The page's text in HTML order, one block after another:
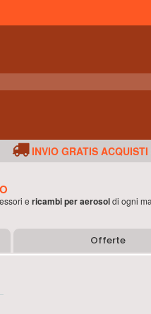
INVIO GRATIS
e ricambi peraerosoldi ogni
Offerte